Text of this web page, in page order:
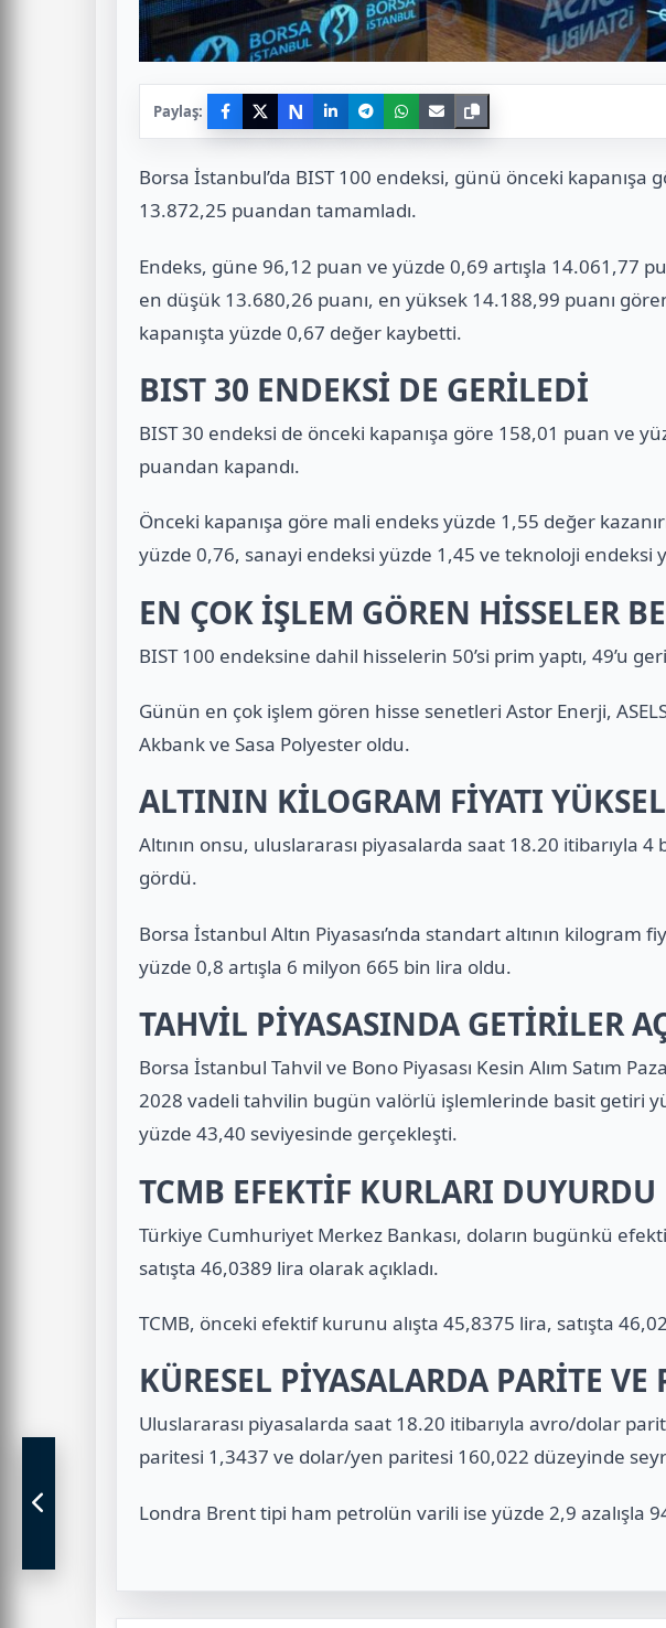
Paylaş: N
Borsa İstanbul’da BIST 100 endeksi, günü önceki kapanışa
13.872,25 puandan tamamladı.
Endeks, güne 96,12 puan ve yüzde 0,69 artışla 14.061,77
en düşük 13.680,26 puanı, en yüksek 14.188,99 puanı
kapanışta yüzde 0,67 değer kaybetti.
BIST 30 ENDEKSİ DE GERİLEDİ
BIST 30 endeksi de önceki kapanışa göre 158,01 puan ve
puandan kapandı.
Önceki kapanışa göre mali endeks yüzde 1,55 değer
yüzde 0,76, sanayi endeksi yüzde 1,45 ve teknoloji endeksi
EN ÇOK İŞLEM GÖREN HİSSELER
BIST 100 endeksine dahil hisselerin 50’si prim yaptı, 49’u
Günün en çok işlem gören hisse senetleri Astor Enerji,
Akbank ve Sasa Polyester oldu.
ALTININ KİLOGRAM FİYATI
Altının onsu, uluslararası piyasalarda saat 18.20 itibarıyla
gördü.
Borsa İstanbul Altın Piyasası’nda standart altının kilogram
yüzde 0,8 artışla 6 milyon 665 bin lira oldu.
TAHVİL PİYASASINDA GETİRİLER
Borsa İstanbul Tahvil ve Bono Piyasası Kesin Alım Satım
2028 vadeli tahvilin bugün valörlü işlemlerinde basit getiri
yüzde 43,40 seviyesinde gerçekleşti.
TCMB EFEKTİF KURLARI DUYURDU
Türkiye Cumhuriyet Merkez Bankası, doların bugünkü
satışta 46,0389 lira olarak açıkladı.
TCMB, önceki efektif kurunu alışta 45,8375 lira, satışta
KÜRESEL PİYASALARDA PARİTE VE
Uluslararası piyasalarda saat 18.20 itibarıyla avro/dolar
paritesi 1,3437 ve dolar/yen paritesi 160,022 düzeyinde
Londra Brent tipi ham petrolün varili ise yüzde 2,9 azalışla